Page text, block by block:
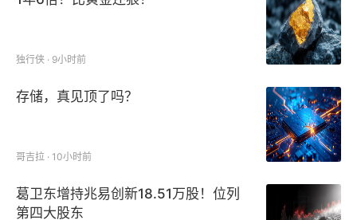
独行侠 · 9小时前
存储，真见顶了吗？
哥吉拉 · 10小时前
葛卫东增持兆易创新18.51万股！位列
第四大股东